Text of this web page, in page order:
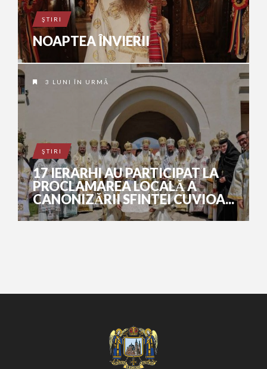
ŞTIRI
NOAPTEA ÎNVIERII
3 LUNI ÎN URMĂ
ŞTIRI
17 IERARHI AU PARTICIPAT LA
PROCLAMAREA LOCALĂ A
CANONIZĂRII SFINTEI CUVIOA...